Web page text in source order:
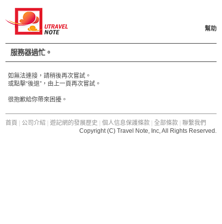
幫助
服務器過忙。
如無法連接，請稍後再次嘗試。
或點擊“後退”，由上一頁再次嘗試。
很抱歉給你帶來困擾。
首頁 公司介紹 |遊記網的發展歷史 |個人信息保護條款 |全部條款 |聯繫我們
Copyright (C) Travel Note, Inc, All Rights Reserved.